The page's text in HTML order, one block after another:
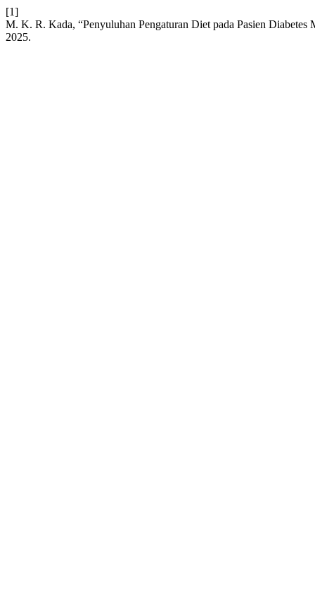
[1]
M. K. R. Kada, “Penyuluhan Pengaturan Diet pada Pasien Diabetes
2025.